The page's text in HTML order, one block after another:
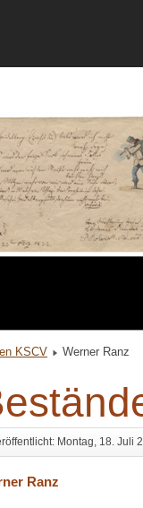
KSCV Werner Ranz
Montag, 18. Juli
Ranz